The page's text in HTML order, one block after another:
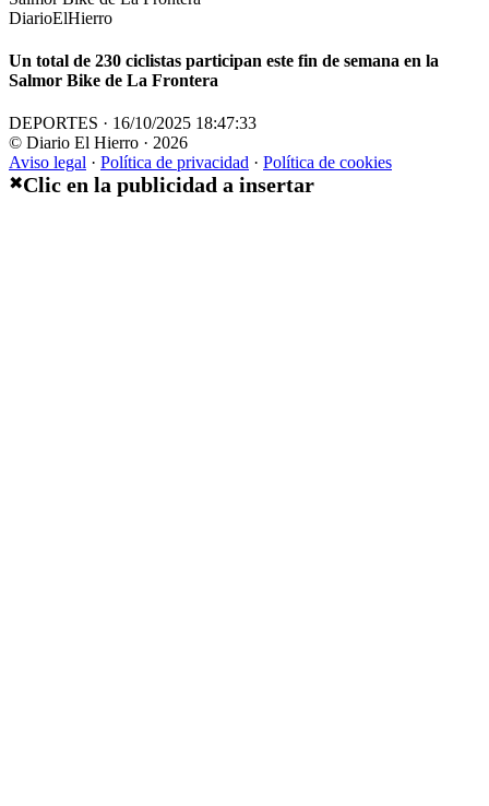
DiarioElHierro
Un total de 230 ciclistas participan este fin de semana en la
Salmor Bike de La Frontera
DEPORTES · 16/10/2025 18:47:33
© Diario El Hierro · 2026
Aviso legal · Política de privacidad · Política de cookies
✖Clic en la publicidad a insertar